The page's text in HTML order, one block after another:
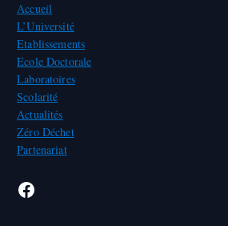
Accueil
L’Université
Etablissements
Ecole Doctorale
Laboratoires
Scolarité
Actualités
Zéro Déchet
Partenariat
Facebook